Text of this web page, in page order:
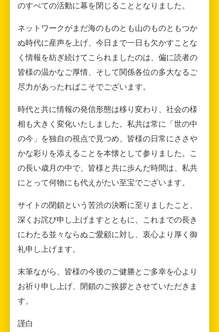
のすべての活動に幕を閉じることとなりました。
ネットワークがまだ海のものとも山のものともつか
ぬ時代に産声を上げ、今日まで一日も欠かすことな
く情報を紡ぎ続けてこられましたのは、偏に読者の
皆様の温かなご厚情、そして関係各位の多大なるご
尽力があったればこそでございます。
時代と共に情報の発信形態は移り変わり、社会の様
相も大きく変化いたしました。私共は常に「世の中
の今」を独自の視点で見つめ、皆様の日常にささや
かな彩りを添えることを本懐として参りました。こ
の長い歳月の中で、皆様と共に歩んだ時間は、私共
にとって何物にも代えがたい至宝でございます。
サイトの閉鎖という苦渋の決断に至りましたこと、
深くお詫び申し上げますとともに、これまでの長き
にわたる並々ならぬご愛顧に対し、衷心より厚く御
礼申し上げます。
末筆ながら、皆様の今後のご健勝とご多幸を心より
お祈り申し上げ、閉鎖のご挨拶とさせていただきま
す。
謹白